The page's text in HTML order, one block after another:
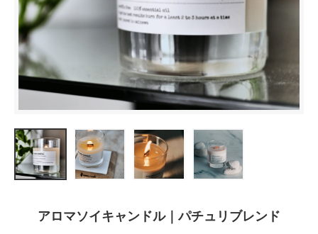
アロマソイキャンドル｜パチュリブレンド